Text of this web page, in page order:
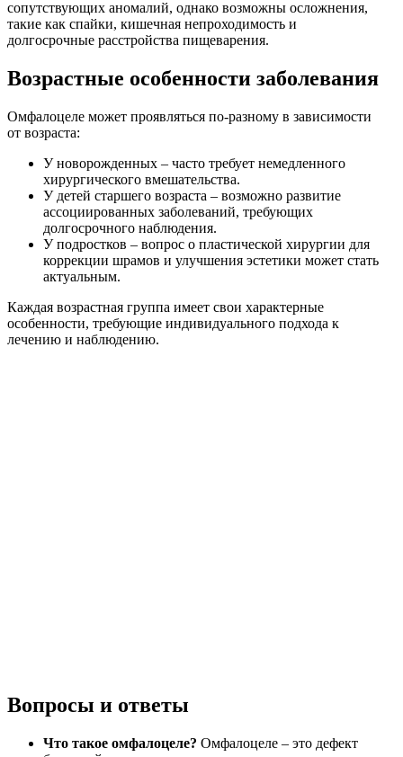
сопутствующих аномалий, однако возможны осложнения,
такие как спайки, кишечная непроходимость и
долгосрочные расстройства пищеварения.
Возрастные особенности заболевания
Омфалоцеле может проявляться по-разному в зависимости
от возраста:
У новорожденных – часто требует немедленного
хирургического вмешательства.
У детей старшего возраста – возможно развитие
ассоциированных заболеваний, требующих
долгосрочного наблюдения.
У подростков – вопрос о пластической хирургии для
коррекции шрамов и улучшения эстетики может стать
актуальным.
Каждая возрастная группа имеет свои характерные
особенности, требующие индивидуального подхода к
лечению и наблюдению.
Вопросы и ответы
Что такое омфалоцеле? Омфалоцеле – это дефект